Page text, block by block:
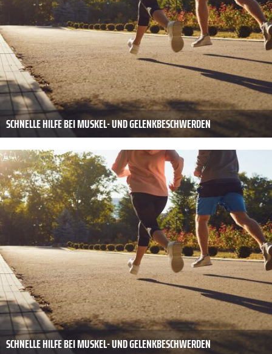
SCHNELLE HILFE BEI MUSKEL- UND GELENKBESCHWERDEN
SCHNELLE HILFE BEI MUSKEL- UND GELENKBESCHWERDEN